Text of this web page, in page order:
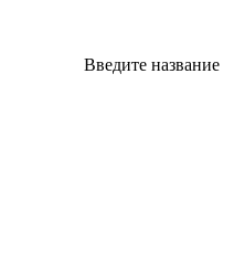
Введите название